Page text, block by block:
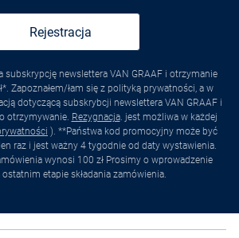
Rejestracja
subskrypcję newslettera VAN GRAAF i otrzymanie
Zapoznałem/łam się z polityką prywatności, a w
dotyczącą subskrybcji newslettera VAN GRAAF i
otrzymywanie. Rezygnacja. jest możliwa w każdej
). **Państwa kod promocyjny może być
raz i jest ważny 4 tygodnie od daty wystawienia.
wynosi 100 zł Prosimy o wprowadzenie
etapie składania zamówienia.